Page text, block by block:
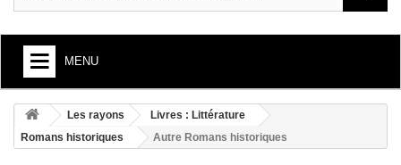
MENU
+
LIVRES : ARTS ET SOCIÉTÉ
+
LIVRES : LITTÉRATURE
Les rayons
Livres : Littérature
Romans historiques
Autre Romans historiques